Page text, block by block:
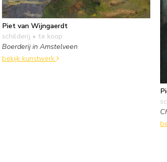
Piet van Wijngaerdt
schilderij • te koop
Boerderij in Amstelveen
bekijk kunstwerk